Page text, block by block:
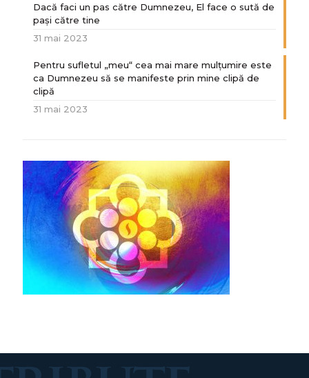
Dacă faci un pas către Dumnezeu, El face o sută de
paşi către tine
31 mai 2023
Pentru sufletul „meu“ cea mai mare mulțumire este
ca Dumnezeu să se manifeste prin mine clipă de
clipă
31 mai 2023